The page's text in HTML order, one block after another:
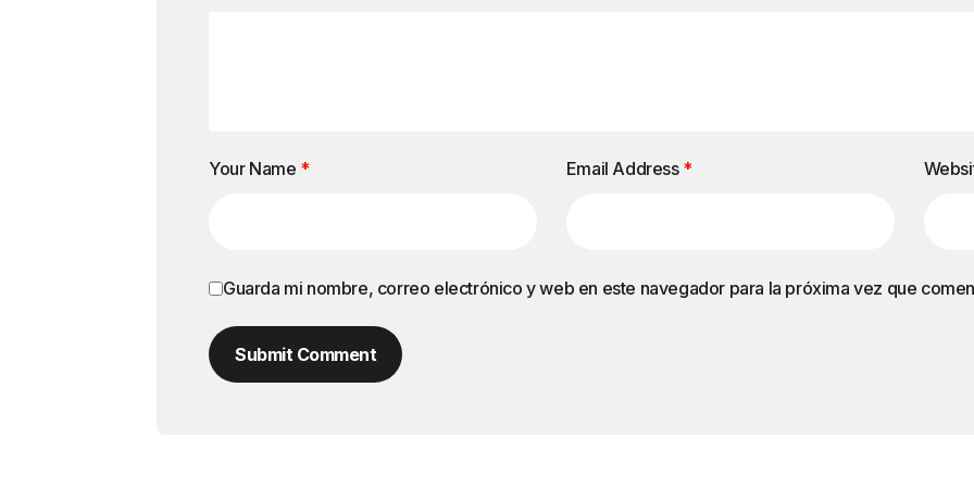
Your Name * Email Address *
Guarda mi nombre, correo electrónico y web en este navegador para la próxima vez que
Submit Comment